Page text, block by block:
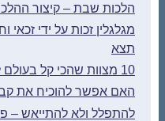
הלכות שבת – קיצור
מגלגלין זכות על ידי זכאי
תצא
10 מצוות שהכי קל בעולם לבצע, ועל כל אחת שכר עצום
האם אפשר להוכיח את
להתפלל ולא להתייאש –